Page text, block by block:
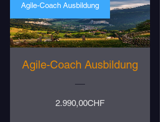
Agile-Coach Ausbildung
Agile-Coach Ausbildung
2.990,00CHFPreis